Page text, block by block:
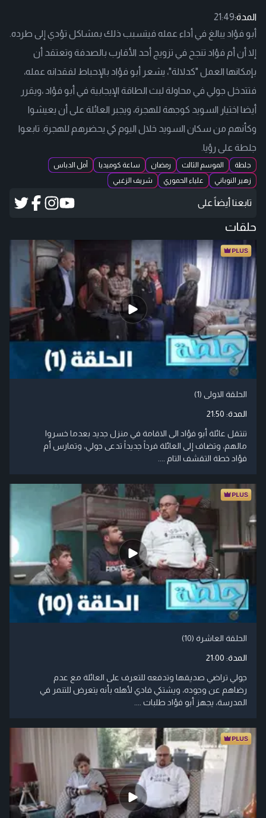
المدة:21:49
أبو فؤاد يبالغ في أداء عمله فيتسبب ذلك بمشاكل تؤدي إلى طرده.
إلا أن أم فؤاد تنجح في تزويج أحد الأقارب بالصدفة وتعتقد أن
بإمكانها العمل "كدلالة"، يشعر أبو فؤاد بالإحباط لفقدانه عمله،
فتتدخل جولي في محاولة لبث الطاقة الإيجابية في أبو فؤاد ،ويقرر
أيضا اختيار السويد كوجهة للهجرة، ويجبر العائلة على أن يعيشوا
وكأنهم من سكان السويد خلال اليوم كي يحضرهم للهجرة. تابعوا
جلطة على رؤيا.
جلطة الموسم الثالث رمضان ساعة كوميديا
أمل الدباس
زهير النوباني
علياء الحموري شريف الزغبي
تابعنا أيضاً على
حلقات
الحلقة الاولى (1)
المدة: 21:50
تنتقل عائلة أبو فؤاد الى الاقامة في منزل جديد بعدما خسروا
مالهم، وتضاف إلى العائلة فرداً جديداً تدعى جولي، وتمارس أم
فؤاد خطة التقشف التام ....
الحلقة العاشرة (10)
المدة: 21:00
جولي تراضي صديقها وتدفعه للتعرف على العائلة مع عدم
رضاهم عن وجوده، ويشتكي فادي لأهله بأنه يتعرض للتنمر في
المدرسة، يجهز أبو فؤاد طلبات ....